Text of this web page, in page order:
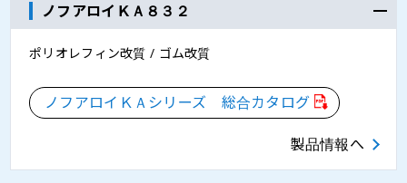
ノフアロイＫＡ８３２
ポリオレフィン改質 / ゴム改質
ノフアロイＫＡシリーズ 総合カタログ
製品情報へ